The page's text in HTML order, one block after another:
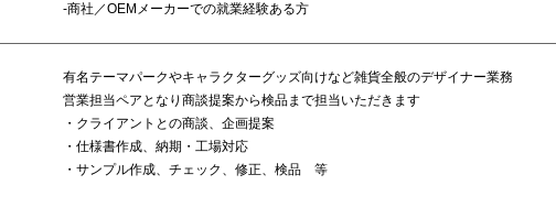
-商社／OEMメーカーでの就業経験ある方
有名テーマパークやキャラクターグッズ向けなど雑貨全般のデザイナー業務
営業担当ペアとなり商談提案から検品まで担当いただきます
・クライアントとの商談、企画提案
・仕様書作成、納期・工場対応
・サンプル作成、チェック、修正、検品 等